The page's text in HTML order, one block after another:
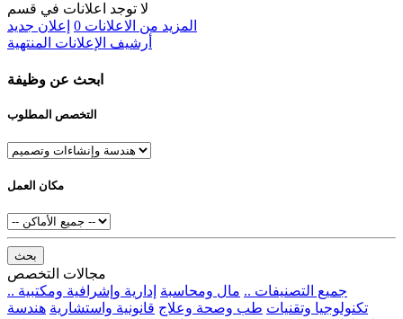
لا توجد اعلانات في قسم
المزيد من الاعلانات 0 إعلان جديد
أرشيف الإعلانات المنتهية
ابحث عن وظيفة
التخصص المطلوب
مكان العمل
بحث
مجالات التخصص
.. جميع التصنيفات .. مال ومحاسبة إدارية وإشرافية ومكتبية
تكنولوجيا وتقنيات طب وصحة وعلاج قانونية واستشارية هندسة